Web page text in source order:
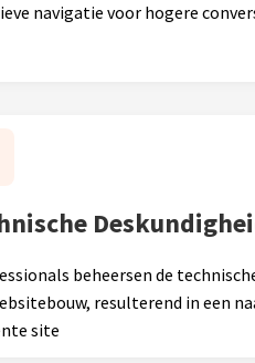
navigatie voor hogere
beheersen de
resulterend in een
site